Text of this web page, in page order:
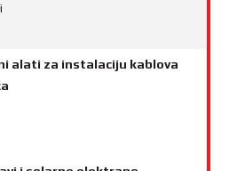
alati za instalaciju kablova